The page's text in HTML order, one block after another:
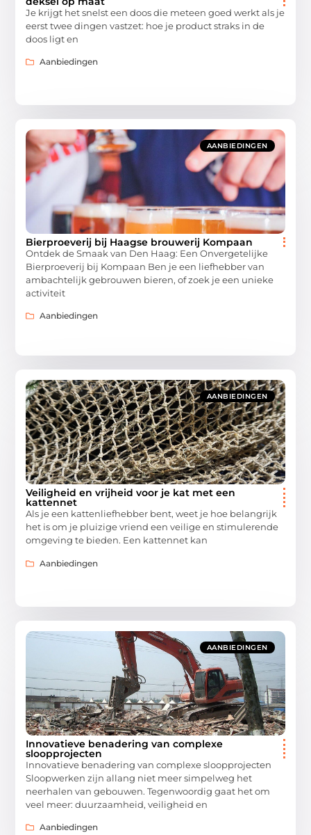
Je krijgt het snelst een doos die meteen goed werkt als je
eerst twee dingen vastzet: hoe je product straks in de
doos ligt en
Aanbiedingen
AANBIEDINGEN
Bierproeverij bij Haagse brouwerij Kompaan
Ontdek de Smaak van Den Haag: Een Onvergetelijke
Bierproeverij bij Kompaan Ben je een liefhebber van
ambachtelijk gebrouwen bieren, of zoek je een unieke
activiteit
Aanbiedingen
AANBIEDINGEN
Veiligheid en vrijheid voor je kat met een
kattennet
Als je een kattenliefhebber bent, weet je hoe belangrijk
het is om je pluizige vriend een veilige en stimulerende
omgeving te bieden. Een kattennet kan
Aanbiedingen
AANBIEDINGEN
Innovatieve benadering van complexe
sloopprojecten
Innovatieve benadering van complexe sloopprojecten
Sloopwerken zijn allang niet meer simpelweg het
neerhalen van gebouwen. Tegenwoordig gaat het om
veel meer: duurzaamheid, veiligheid en
Aanbiedingen